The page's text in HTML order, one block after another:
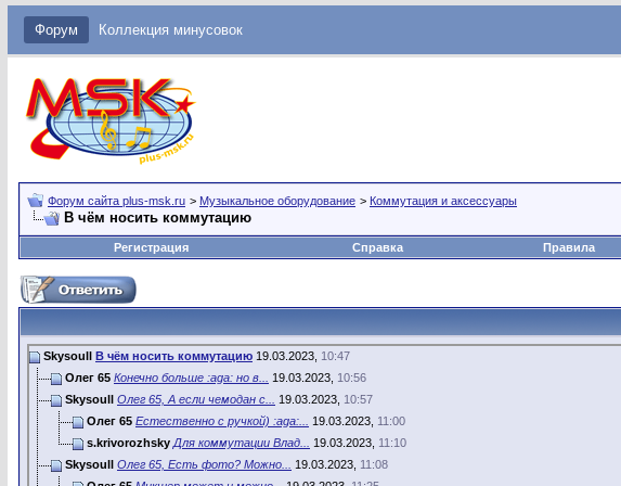
Форум Коллекция минусовок
Форум сайта plus-msk.ru > Музыкальное оборудование > Коммутация и аксессуары
В чём носить коммутацию
Регистрация Справка Правила
Skysoull В чём носить коммутацию 19.03.2023, 10:47
Олег 65 Конечно больше :aga: но в... 19.03.2023, 10:56
Skysoull Олег 65, А если чемодан с... 19.03.2023, 10:57
Олег 65 Естественно с ручкой) :aga:... 19.03.2023, 11:00
s.krivorozhsky Для коммутации Влад... 19.03.2023, 11:10
Skysoull Олег 65, Есть фото? Можно... 19.03.2023, 11:08